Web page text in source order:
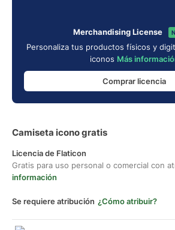
Merchandising License
Personaliza tus productos físicos y
iconos Más
Comprar licencia
Camiseta icono gratis
Licencia de Flaticon
Gratis para uso personal o comercial con
información
Se requiere atribución ¿Cómo atribuir?